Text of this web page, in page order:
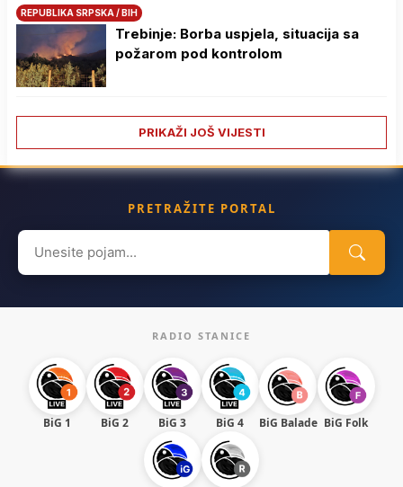
REPUBLIKA SRPSKA / BIH
Trebinje: Borba uspjela, situacija sa
požarom pod kontrolom
PRIKAŽI JOŠ VIJESTI
PRETRAŽITE PORTAL
Search
for:
RADIO STANICE
BiG 1 BiG 2 BiG 3 BiG 4 BiG Balade BiG Folk